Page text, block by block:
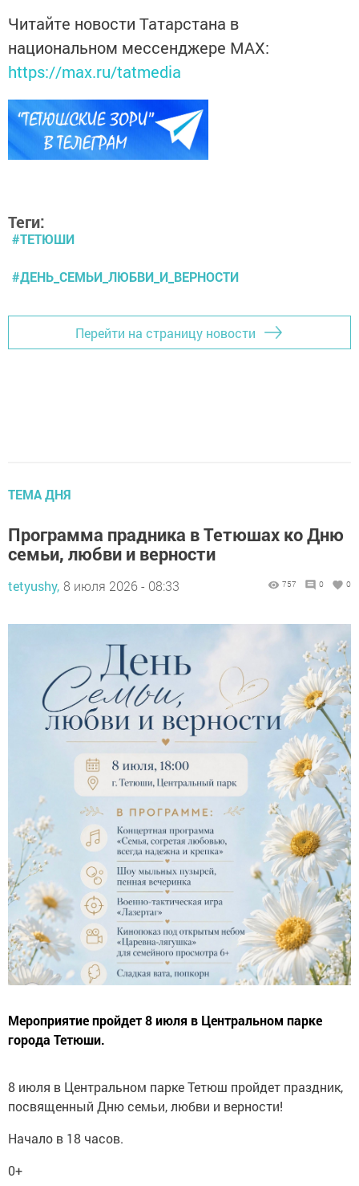
Читайте новости Татарстана в
национальном мессенджере MАХ:
https://max.ru/tatmedia
Теги:
#ТЕТЮШИ
#ДЕНЬ_СЕМЬИ_ЛЮБВИ_И_ВЕРНОСТИ
Перейти на страницу новости
ТЕМА ДНЯ
Программа прадника в Тетюшах ко Дню
семьи, любви и верности
tetyushy, 8 июля 2026 - 08:33 757 0 0
Мероприятие пройдет 8 июля в Центральном парке
города Тетюши.
8 июля в Центральном парке Тетюш пройдет праздник,
посвященный Дню семьи, любви и верности!
Начало в 18 часов.
0+